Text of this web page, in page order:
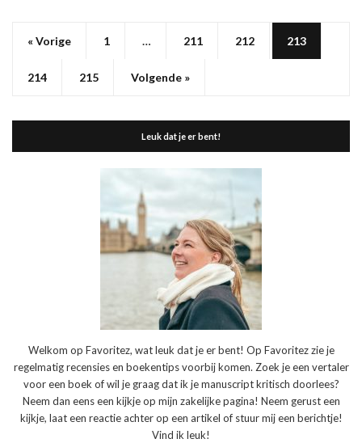
« Vorige 1 … 211 212 213
214 215 Volgende »
Leuk dat je er bent!
Welkom op Favoritez, wat leuk dat je er bent! Op Favoritez zie je
regelmatig recensies en boekentips voorbij komen. Zoek je een vertaler
voor een boek of wil je graag dat ik je manuscript kritisch doorlees?
Neem dan eens een kijkje op mijn zakelijke pagina! Neem gerust een
kijkje, laat een reactie achter op een artikel of stuur mij een berichtje!
Vind ik leuk!